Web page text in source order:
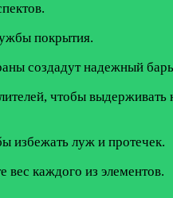
покрытия.
создадут надежный
чтобы выдерживать
избежать луж и протечек.
каждого из элементов.